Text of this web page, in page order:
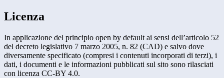
Licenza
In applicazione del principio open by default ai sensi dell’articolo 52
del decreto legislativo 7 marzo 2005, n. 82 (CAD) e salvo dove
diversamente specificato (compresi i contenuti incorporati di terzi), i
dati, i documenti e le informazioni pubblicati sul sito sono rilasciati
con licenza CC-BY 4.0.